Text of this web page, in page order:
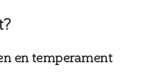
en temperament